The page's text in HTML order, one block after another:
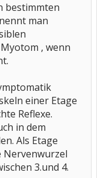
bestimmten
man
, wenn
einer Etage
Reflexe.
in dem
Als Etage
Nervenwurzel
3.und 4.